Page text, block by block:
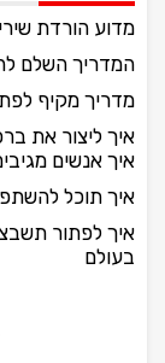
מדוע הורדת
המדריך השלם
מדריך מקיף
איך ליצור את
איך אנשים
איך תוכל
איך לפתור
בעולם